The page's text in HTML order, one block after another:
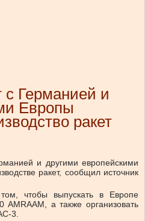
Германией и
Европы
ракет
и другими европейскими
ракет, сообщил источник
чтобы выпускать в Европе
а также организовать
3.